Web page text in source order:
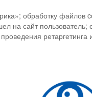
обработку файлов
на сайт пользователь;
ретаргетинга